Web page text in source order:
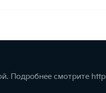
Подробнее смотрите